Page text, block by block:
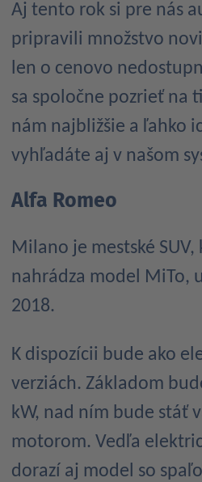
Aj tento rok si pre nás
pripravili množstvo
len o cenovo
sa spoločne pozrieť na
nám najbližšie a ľahko
vyhľadáte aj v našom
Alfa Romeo
Milano je mestské
nahrádza model MiTo,
2018.
K dispozícii bude ako
verziách. Základom
kW, nad ním bude stáť
motorom. Vedľa
dorazí aj model so